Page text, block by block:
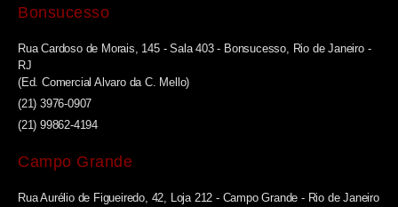
Bonsucesso
Rua Cardoso de Morais, 145 - Sala 403 - Bonsucesso, Rio de Janeiro -
RJ
(Ed. Comercial Alvaro da C. Mello)
(21) 3976-0907
(21) 99862-4194
Campo Grande
Rua Aurélio de Figueiredo, 42, Loja 212 - Campo Grande - Rio de Janeiro